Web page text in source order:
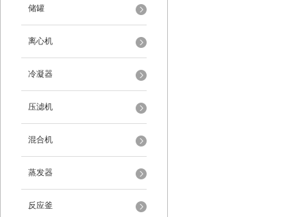
储罐
离心机
冷凝器
压滤机
混合机
蒸发器
反应釜